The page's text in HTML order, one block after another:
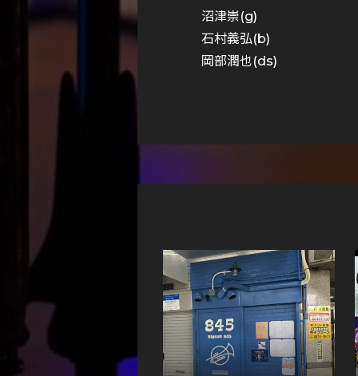
沼津崇(g)
石村義弘(b)
岡部潤也(ds)